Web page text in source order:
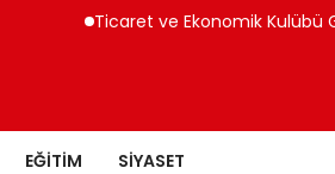
Ticaret ve Ekonomik Kulübü
EĞITIM SIYASET